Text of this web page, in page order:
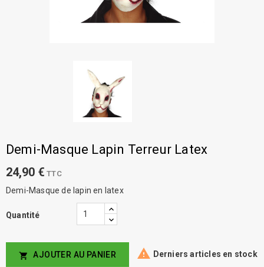
Demi-Masque Lapin Terreur Latex
24,90 € TTC
Demi-Masque de lapin en latex
Quantité
 AJOUTER AU PANIER  Derniers articles en stock